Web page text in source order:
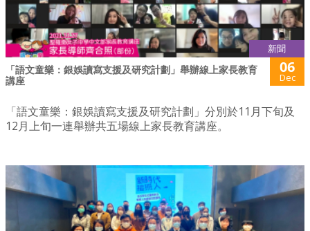
新聞
「語文童樂：銀娛讀寫支援及研究計劃」舉辦線上家長教育
講座
06
Dec
「語文童樂：銀娛讀寫支援及研究計劃」分別於11月下旬及
12月上旬一連舉辦共五場線上家長教育講座。